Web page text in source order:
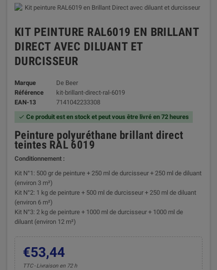
KIT PEINTURE RAL6019 EN BRILLANT
DIRECT AVEC DILUANT ET
DURCISSEUR
Marque
De Beer
Référence
kit-brillant-direct-ral-6019
EAN-13
7141042233308
 Ce produit est en stock et peut vous être livré en 72 heures
Peinture polyuréthane brillant direct
teintes RAL 6019
Conditionnement :
Kit N°1: 500 gr de peinture + 250 ml de durcisseur + 250 ml de diluant
(environ 3 m²)
Kit N°2: 1 kg de peinture + 500 ml de durcisseur + 250 ml de diluant
(environ 6 m²)
Kit N°3: 2 kg de peinture + 1000 ml de durcisseur + 1000 ml de
diluant (environ 12 m²)
€53,44
TTC Livraison en 72 h